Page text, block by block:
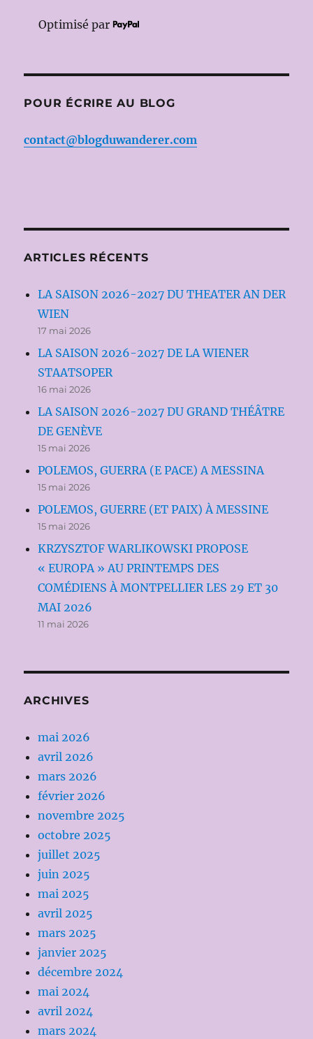
Optimisé par
POUR ÉCRIRE AU BLOG
contact@blogduwanderer.com
ARTICLES RÉCENTS
LA SAISON 2026-2027 DU THEATER AN DER
WIEN
17 mai 2026
LA SAISON 2026-2027 DE LA WIENER
STAATSOPER
16 mai 2026
LA SAISON 2026-2027 DU GRAND THÉÂTRE
DE GENÈVE
15 mai 2026
POLEMOS, GUERRA (E PACE) A MESSINA
15 mai 2026
POLEMOS, GUERRE (ET PAIX) À MESSINE
15 mai 2026
KRZYSZTOF WARLIKOWSKI PROPOSE
« EUROPA » AU PRINTEMPS DES
COMÉDIENS À MONTPELLIER LES 29 ET 30
MAI 2026
11 mai 2026
ARCHIVES
mai 2026
avril 2026
mars 2026
février 2026
novembre 2025
octobre 2025
juillet 2025
juin 2025
mai 2025
avril 2025
mars 2025
janvier 2025
décembre 2024
mai 2024
avril 2024
mars 2024